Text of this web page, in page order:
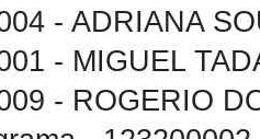
- ADRIANA
- MIGUEL
- ROGERIO